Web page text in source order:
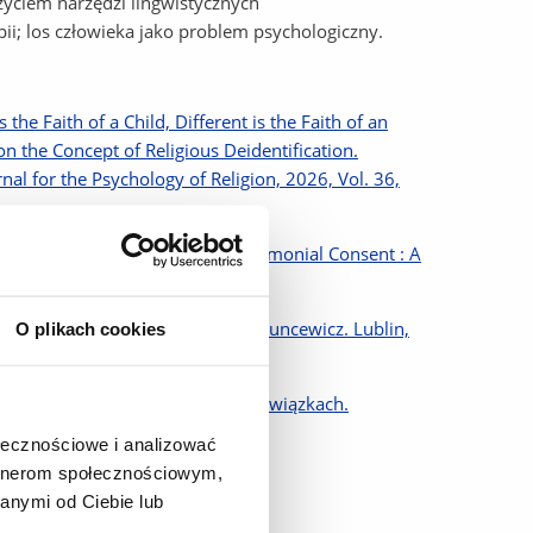
O plikach cookies
i analizować
społecznościowym,
od Ciebie lub
los człowieka jako problem psychologiczny.
the Faith of a Child, Different is the Faith of an
the Concept of Religious Deidentification.
for the Psychology of Religion, 2026, Vol. 36,
the Capacity to Express Matrimonial Consent : A
/ redakcja Dorota K. Kuncewicz. Lublin,
II: 2025, S. 109-119
monologów par o swoich związkach.
Vol. 206, nr 3, s. 27-40